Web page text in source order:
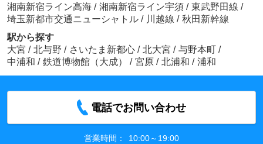
湘南新宿ライン高海 / 湘南新宿ライン宇須 / 東武野田線 /
埼玉新都市交通ニューシャトル / 川越線 / 秋田新幹線
駅から探す
大宮 / 北与野 / さいたま新都心 / 北大宮 / 与野本町 /
中浦和 / 鉄道博物館（大成） / 宮原 / 北浦和 / 浦和
電話でお問い合わせ
営業時間：
10:00～19:00